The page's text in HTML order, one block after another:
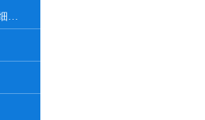
SCC7细胞系|小鼠鳞状细胞癌细胞